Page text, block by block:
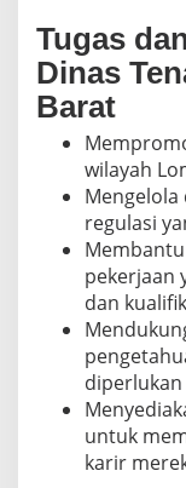
Tugas
Dinas
Barat
wilayah
regulasi
pekerjaan
dan
untuk
karir